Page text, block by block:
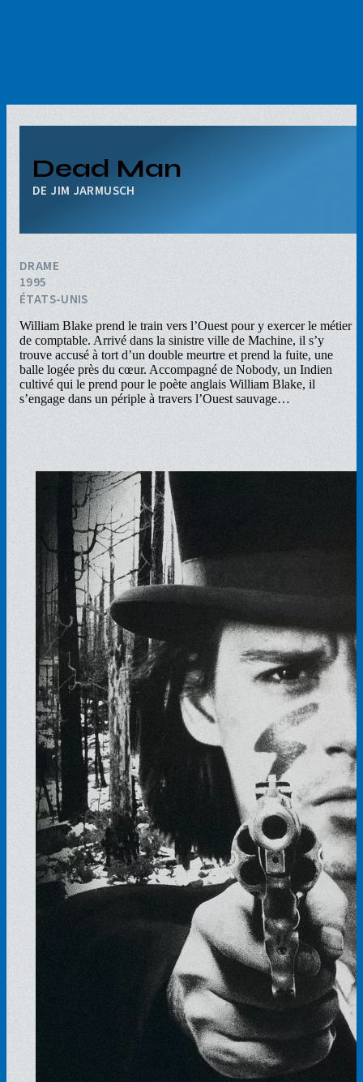
Dead Man
JIM JARMUSCH
DRAME
1995
ÉTATS-UNIS
William Blake prend le train vers l’Ouest pour y exercer le métier
de comptable. Arrivé dans la sinistre ville de Machine, il s’y
trouve accusé à tort d’un double meurtre et prend la fuite, une
balle logée près du cœur. Accompagné de Nobody, un Indien
cultivé qui le prend pour le poète anglais William Blake, il
s’engage dans un périple à travers l’Ouest sauvage…